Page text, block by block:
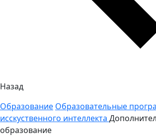
Назад
Образование Образовательные
исскуственного интеллекта
образование